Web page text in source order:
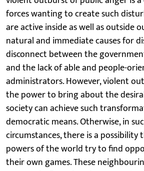
forces wanting to create such
are active inside as well as outside
natural and immediate causes for
disconnect between the
and the lack of able and people-
administrators. However, violent
the power to bring about the
society can achieve such
democratic means. Otherwise, in
circumstances, there is a
powers of the world try to find
their own games. These